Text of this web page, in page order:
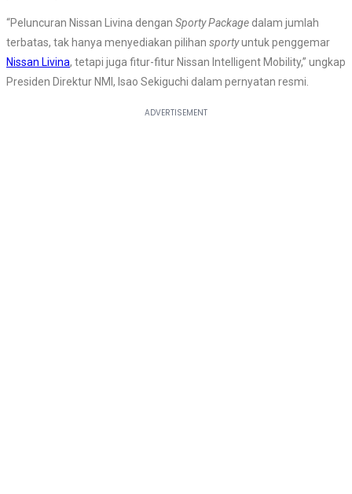
“Peluncuran Nissan Livina dengan Sporty Package dalam jumlah
terbatas, tak hanya menyediakan pilihan sportyuntuk penggemar
Nissan Livina, tetapi juga fitur-fitur Nissan Intelligent Mobility,” ungkap
Presiden Direktur NMI, Isao Sekiguchi dalam pernyatan resmi.